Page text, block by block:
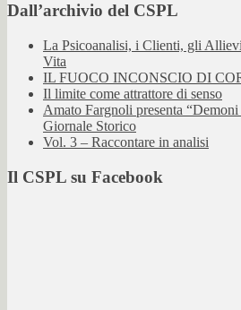
Dall’archivio del CSPL
La Psicoanalisi, i Clienti, gli
Vita
IL FUOCO INCONSCIO DI
Il limite come attrattore di senso
Amato Fargnoli presenta
Giornale Storico
Vol. 3 – Raccontare in analisi
Il CSPL su Facebook